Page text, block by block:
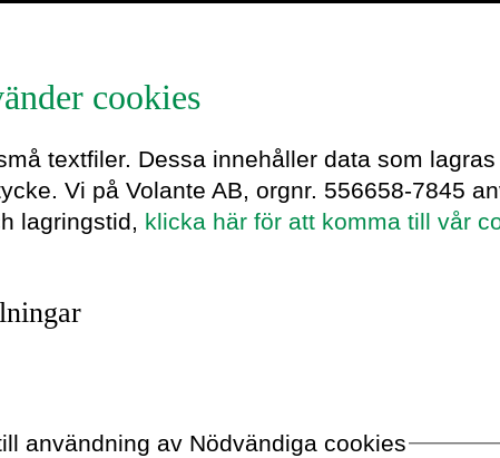
cookies
textfiler. Dessa innehåller data som
Vi på Volante AB, orgnr. 556658-7845
lagringstid, klicka här för att komma till vår
användning av Nödvändiga cookies